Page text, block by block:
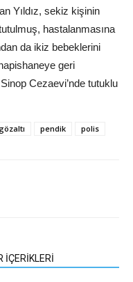
Yıldız, sekiz kişinin
hastalanmasına
da ikiz bebeklerini
geri
Cezaevi’nde tutuklu
pendik polis
İÇERİKLERİ